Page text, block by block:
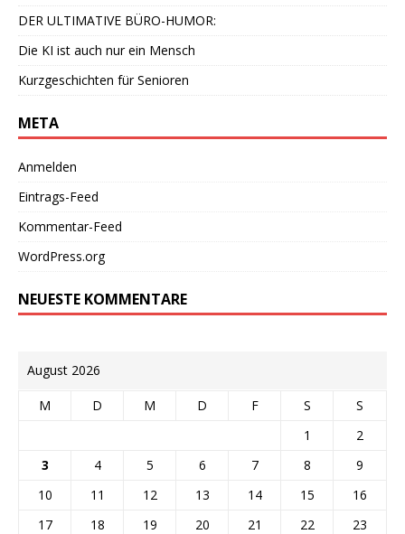
DER ULTIMATIVE BÜRO-HUMOR:
Die KI ist auch nur ein Mensch
Kurzgeschichten für Senioren
META
Anmelden
Eintrags-Feed
Kommentar-Feed
WordPress.org
NEUESTE KOMMENTARE
August 2026
M D M D F S
S
1
2
3
4 5 6 7 8
9
10
11 12 13 14 15
16
17
18 19 20 21 22
23